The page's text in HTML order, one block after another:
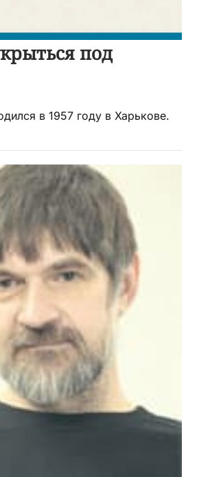
под
в 1957 году в Харькове.